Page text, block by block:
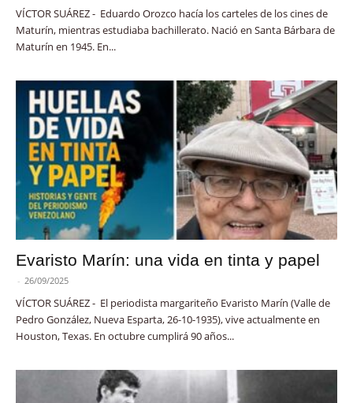
VÍCTOR SUÁREZ - Eduardo Orozco hacía los carteles de los cines de
Maturín, mientras estudiaba bachillerato. Nació en Santa Bárbara de
Maturín en 1945. En...
Evaristo Marín: una vida en tinta y papel
- 26/09/2025
VÍCTOR SUÁREZ - El periodista margariteño Evaristo Marín (Valle de
Pedro González, Nueva Esparta, 26-10-1935), vive actualmente en
Houston, Texas. En octubre cumplirá 90 años...